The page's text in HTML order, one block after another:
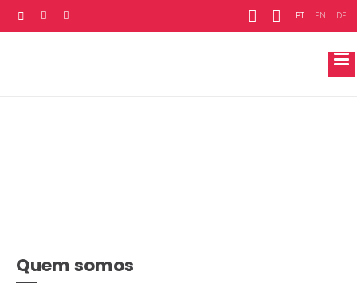
PT EN DE
Quem somos